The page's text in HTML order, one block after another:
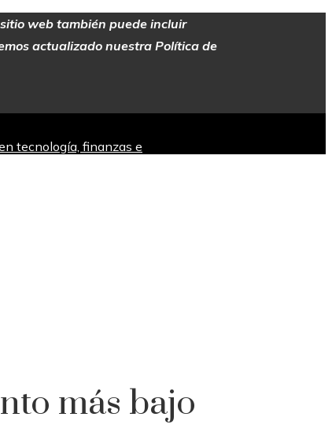
web también puede incluir
actualizado nuestra Política de
tecnología, finanzas e
más bajo